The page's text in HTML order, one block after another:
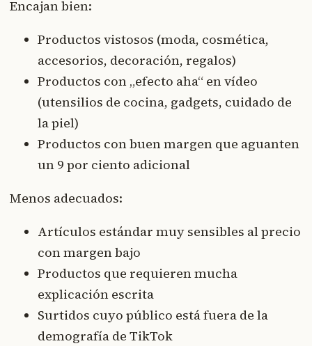
Encajan bien:
Productos vistosos (moda, cosmética,
accesorios, decoración, regalos)
Productos con „efecto aha“ en vídeo
(utensilios de cocina, gadgets, cuidado de
la piel)
Productos con buen margen que aguanten
un 9 por ciento adicional
Menos adecuados:
Artículos estándar muy sensibles al precio
con margen bajo
Productos que requieren mucha
explicación escrita
Surtidos cuyo público está fuera de la
demografía de TikTok